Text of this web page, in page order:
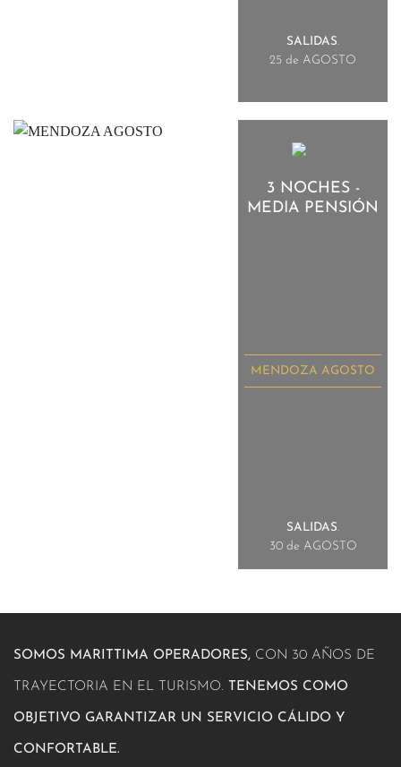
SALIDAS.
25 de AGOSTO
3 NOCHES -
MEDIA PENSIÓN
MENDOZA AGOSTO
SALIDAS
30 de AGOSTO
SOMOS MARITTIMA OPERADORES, CON 30 AÑOS DE
TRAYECTORIA EN EL TURISMO. TENEMOS COMO
OBJETIVO GARANTIZAR UN SERVICIO CÁLIDO Y
CONFORTABLE.